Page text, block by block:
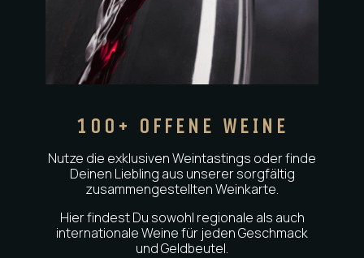
100+ OFFENE WEINE
Nutze die exklusiven Weintastings oder finde
Deinen Liebling aus unserer sorgfältig
zusammengestellten Weinkarte.
Hier findest Du sowohl regionale als auch
internationale Weine für jeden Geschmack
und Geldbeutel.